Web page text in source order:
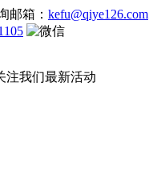
邮箱： kefu@qiye126.com
注我们最新活动